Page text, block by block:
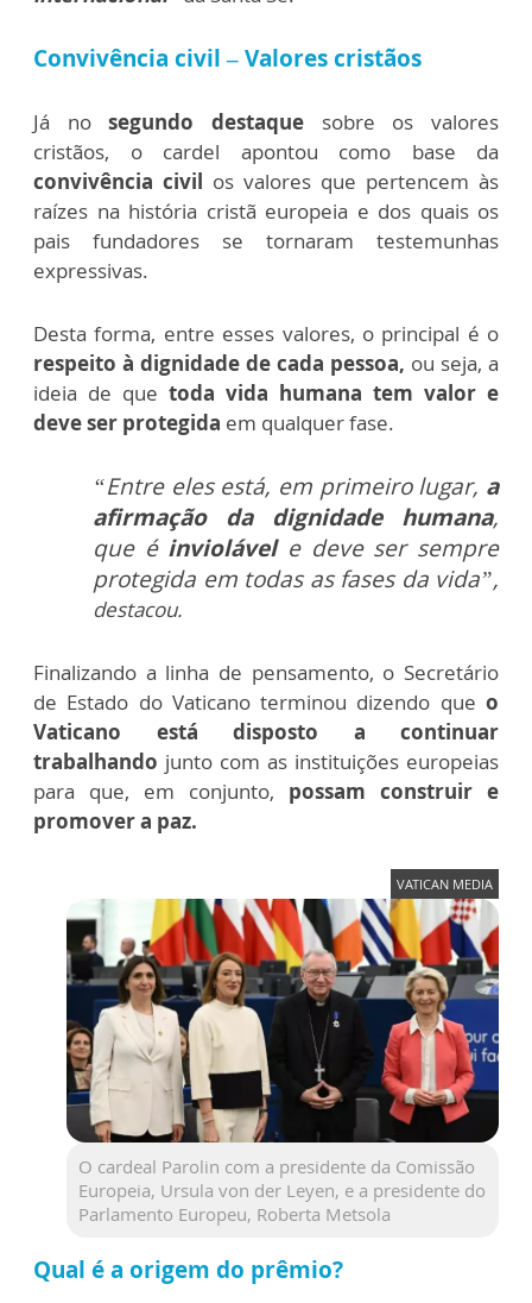
Convivência civil – Valores cristãos
Já nosegundo destaque sobre os valores
cristãos, o cardel apontou como base da
convivência civil os valores que pertencem às
raízes na história cristã europeia e dos quais os
pais fundadores se tornaram testemunhas
expressivas.
Desta forma, entre esses valores, o principal é o
respeito à dignidade de cada pessoa, ou seja, a
ideia de que toda vida humana tem valor e
deve ser protegida em qualquer fase.
“Entre eles está, em primeiro lugar, a
afirmação da dignidade humana,
que é inviolável e deve ser sempre
protegida em todas as fases da vida”,
destacou.
Finalizando a linha de pensamento, o Secretário
de Estado do Vaticano terminou dizendo que o
Vaticano está disposto a continuar
trabalhando junto com as instituições europeias
para que, em conjunto, possam construir e
promover a paz.
VATICAN MEDIA
O cardeal Parolin com a presidente da Comissão
Europeia, Ursula von der Leyen, e a presidente do
Parlamento Europeu, Roberta Metsola
Qual é a origem do prêmio?